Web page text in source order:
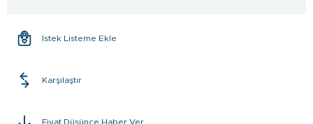
İstek Listeme Ekle
Karşılaştır
Fiyat Düşünce Haber Ver